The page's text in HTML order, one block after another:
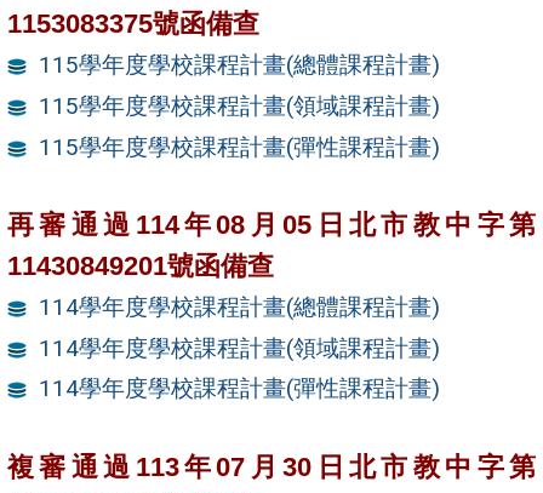
1153083375號函備查
115學年度學校課程計畫(總體課程計畫)
115學年度學校課程計畫(領域課程計畫)
115學年度學校課程計畫(彈性課程計畫)
再審通過 114年08 月05 日北市教中字第
11430849201號函備查
114學年度學校課程計畫(總體課程計畫)
114學年度學校課程計畫(領域課程計畫)
114學年度學校課程計畫(彈性課程計畫)
複審通過113年07月30日北市教中字第